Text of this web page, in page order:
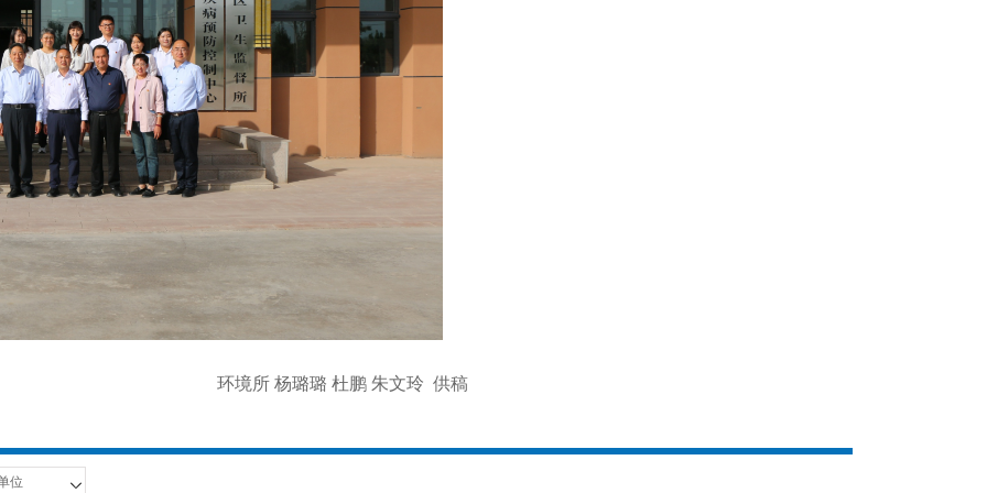
环境所 杨璐璐 杜鹏 朱文玲 供稿